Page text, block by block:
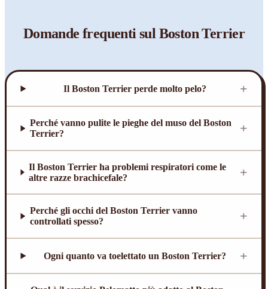
Domande frequenti sul Boston Terrier
Il Boston Terrier perde molto pelo? +
Perché vanno pulite le pieghe del muso del Boston
Terrier?
+
Il Boston Terrier ha problemi respiratori come le
altre razze brachicefale?
+
Perché gli occhi del Boston Terrier vanno
controllati spesso?
+
Ogni quanto va toelettato un Boston Terrier? +